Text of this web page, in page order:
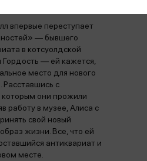
впервые переступает
— бывшего
в котсуолдской
— ей кажется,
место для нового
Расставшись с
которым они прожили
работу в музее, Алиса с
свой новый
жизни. Все, что ей
антиквариат и
месте.